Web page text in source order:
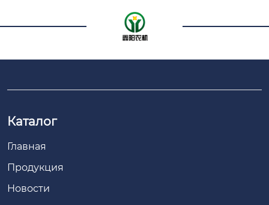
Каталог
Главная
Продукция
Новости